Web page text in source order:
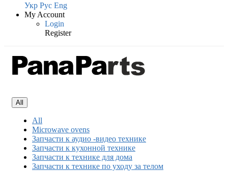
Укр Рус Eng
My Account
Login
Register
All
All
Microwave ovens
Запчасти к аудио -видео технике
Запчасти к кухонной технике
Запчасти к технике для дома
Запчасти к технике по уходу за телом